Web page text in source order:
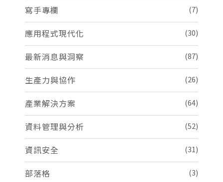
寫手專欄 (7)
應用程式現代化 (30)
最新消息與洞察 (87)
生產力與協作 (26)
產業解決方案 (64)
資料管理與分析 (52)
資訊安全 (31)
部落格 (3)